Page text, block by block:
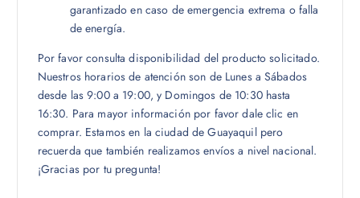
garantizado en caso de emergencia extrema o falla
de energía.
Por favor consulta disponibilidad del producto solicitado.
Nuestros horarios de atención son de Lunes a Sábados
desde las 9:00 a 19:00, y Domingos de 10:30 hasta
16:30. Para mayor información por favor dale clic en
comprar. Estamos en la ciudad de Guayaquil pero
recuerda que también realizamos envíos a nivel nacional.
¡Gracias por tu pregunta!